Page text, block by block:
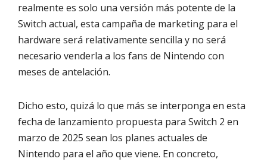
realmente es solo una versión más potente de la
Switch actual, esta campaña de marketing para el
hardware será relativamente sencilla y no será
necesario venderla a los fans de Nintendo con
meses de antelación.
Dicho esto, quizá lo que más se interponga en esta
fecha de lanzamiento propuesta para Switch 2 en
marzo de 2025 sean los planes actuales de
Nintendo para el año que viene. En concreto,